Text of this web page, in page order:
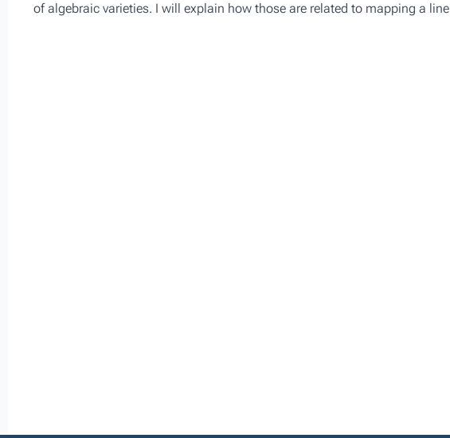
of algebraic varieties. I will explain how those are related to mapping a